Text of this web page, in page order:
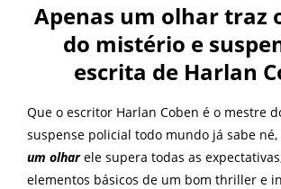
Apenas um olhar traz
do mistério e
escrita de Harlan
Que o escritor Harlan Coben é o mestre
suspense policial todo mundo já sabe
um olharele supera todas as
elementos básicos de um bom thriller e